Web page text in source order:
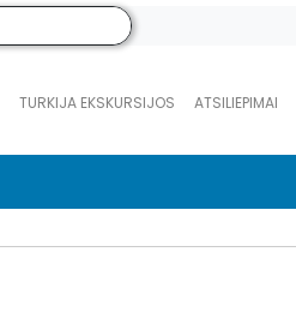
TURKIJA EKSKURSIJOS ATSILIEPIMAI